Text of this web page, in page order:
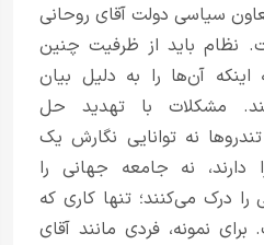
سیاسی دولت آقای روحانی
نظام باید از ظرفیت چنین
اینکه آن‌ها را به دلیل بیان
مشکلات با تهدید حل
نه توانایی نگارش یک
دارند، نه جامعه جهانی را
درک می‌کنند؛ تنها کاری که
نمونه، فردی مانند آقای